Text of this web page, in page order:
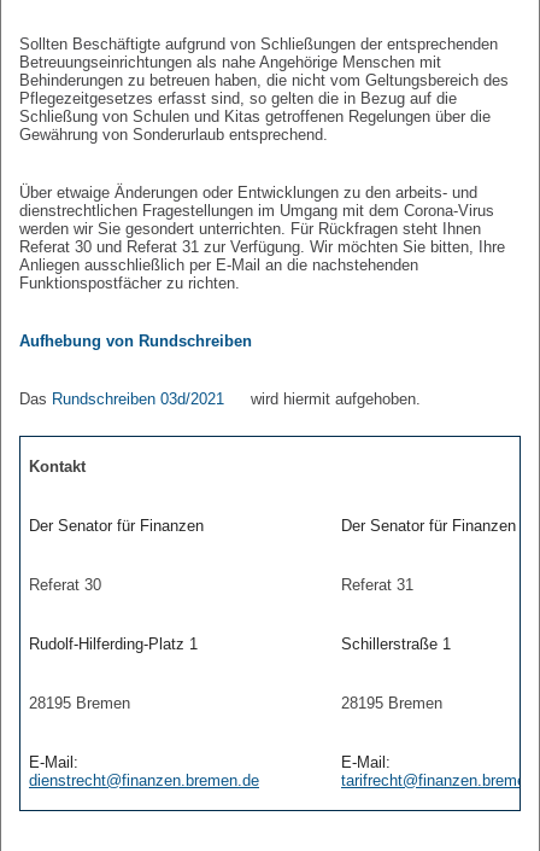
Sollten Beschäftigte aufgrund von Schließungen der entsprechenden
Betreuungseinrichtungen als nahe Angehörige Menschen mit
Behinderungen zu betreuen haben, die nicht vom Geltungsbereich des
Pflegezeitgesetzes erfasst sind, so gelten die in Bezug auf die
Schließung von Schulen und Kitas getroffenen Regelungen über die
Gewährung von Sonderurlaub entsprechend.
Über etwaige Änderungen oder Entwicklungen zu den arbeits- und
dienstrechtlichen Fragestellungen im Umgang mit dem Corona-Virus
werden wir Sie gesondert unterrichten. Für Rückfragen steht Ihnen
Referat 30 und Referat 31 zur Verfügung. Wir möchten Sie bitten, Ihre
Anliegen ausschließlich per E-Mail an die nachstehenden
Funktionspostfächer zu richten.
Aufhebung von Rundschreiben
Das Rundschreiben 03d/2021 wird hiermit aufgehoben.
Kontakt
Der Senator für Finanzen Der Senator für Finanzen
Referat 30 Referat 31
Rudolf-Hilferding-Platz 1 Schillerstraße 1
28195 Bremen 28195 Bremen
E-Mail:
dienstrecht@finanzen.bremen.de
E-Mail: